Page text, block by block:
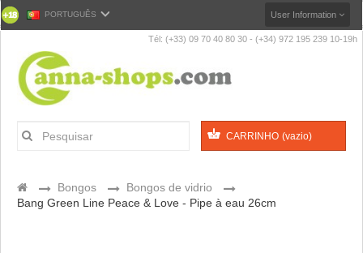
PORTUGUÊS User Information
Tél: (+33) 09 70 40 80 30 - (+34) 972 195 239 10-19h
CARRINHO (vazio)
> Bongos > Bongos de vidrio
>
Bang Green Line Peace & Love - Pipe à eau 26cm